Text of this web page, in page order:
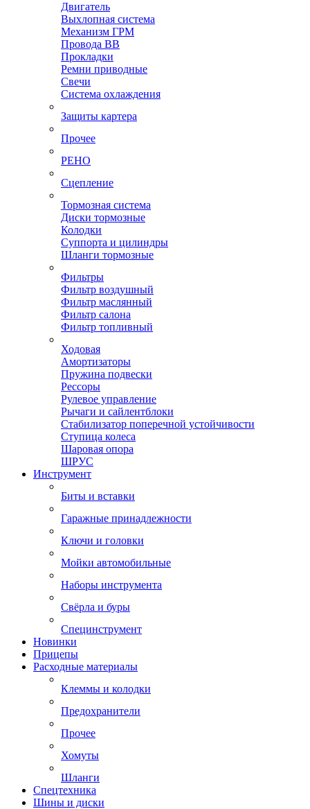
Двигатель
Выхлопная система
Механизм ГРМ
Провода ВВ
Прокладки
Ремни приводные
Свечи
Система охлаждения
Защиты картера
Прочее
РЕНО
Сцепление
Тормозная система
Диски тормозные
Колодки
Суппорта и цилиндры
Шланги тормозные
Фильтры
Фильтр воздушный
Фильтр маслянный
Фильтр салона
Фильтр топливный
Ходовая
Амортизаторы
Пружина подвески
Рессоры
Рулевое управление
Рычаги и сайлентблоки
Стабилизатор поперечной устойчивости
Ступица колеса
Шаровая опора
ШРУС
Инструмент
Биты и вставки
Гаражные принадлежности
Ключи и головки
Мойки автомобильные
Наборы инструмента
Свёрла и буры
Специнструмент
Новинки
Прицепы
Расходные материалы
Клеммы и колодки
Предохранители
Прочее
Хомуты
Шланги
Спецтехника
Шины и диски